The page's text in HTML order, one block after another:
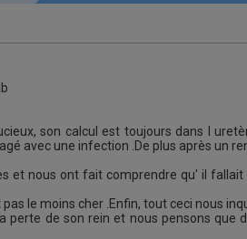
son calcul est toujours dans l
avec une infection .De plus après un
et nous ont fait comprendre qu' il
le moins cher .Enfin, tout ceci nous
de son rein et nous pensons que